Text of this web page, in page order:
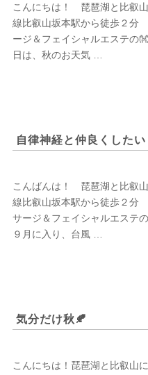
こんにちは！ 琵琶湖と比叡
線比叡山坂本駅から徒歩２分
ージ＆フェイシャルエステの
日は、秋のお天気 …
自律神経と仲良くしたい
こんばんは！ 琵琶湖と比叡
線比叡山坂本駅から徒歩２分
サージ＆フェイシャルエステ
９月に入り、台風 …
気分だけ秋🍂
こんにちは！琵琶湖と比叡山